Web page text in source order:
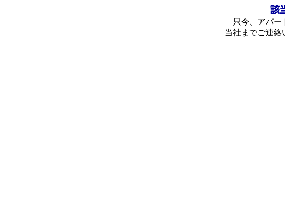
只今、アパー
当社までご連絡